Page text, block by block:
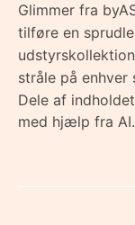
Glimmer fra
tilføre en
stråle på enhver
Dele af
med hjælp fra AI.